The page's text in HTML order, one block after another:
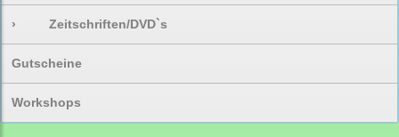
› Zeitschriften/DVD`s
Gutscheine
Workshops